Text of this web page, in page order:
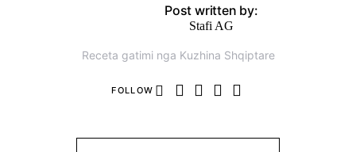
Post written by:
Stafi AG
Receta gatimi nga Kuzhina Shqiptare
FOLLOW